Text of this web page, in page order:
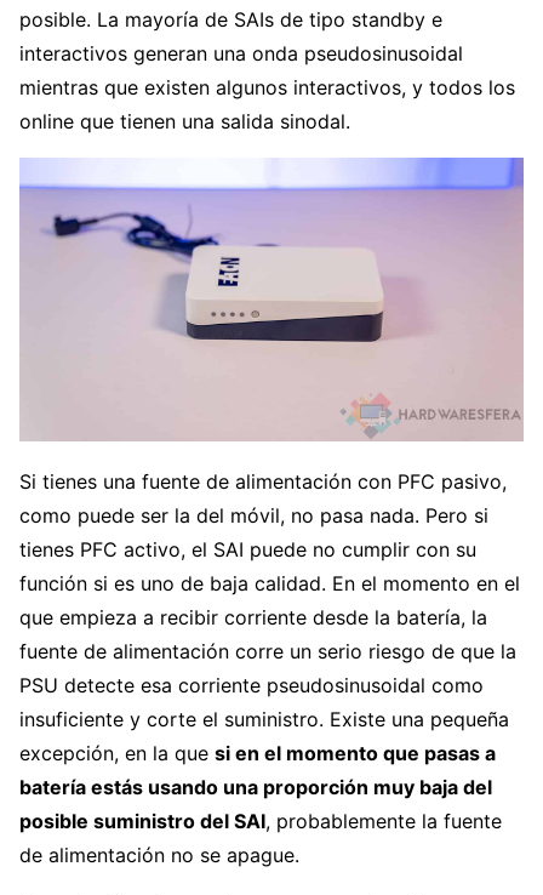
posible. La mayoría de SAIs de tipo standby e
interactivos generan una onda pseudosinusoidal
mientras que existen algunos interactivos, y todos los
online que tienen una salida sinodal.
Si tienes una fuente de alimentación con PFC pasivo,
como puede ser la del móvil, no pasa nada. Pero si
tienes PFC activo, el SAI puede no cumplir con su
función si es uno de baja calidad. En el momento en el
que empieza a recibir corriente desde la batería, la
fuente de alimentación corre un serio riesgo de que la
PSU detecte esa corriente pseudosinusoidal como
insuficiente y corte el suministro. Existe una pequeña
excepción, en la que si en el momento que pasas a
batería estás usando una proporción muy baja del
posible suministro del SAI, probablemente la fuente
de alimentación no se apague.